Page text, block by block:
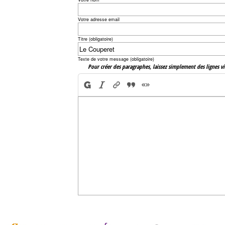
Votre adresse email
Titre (obligatoire)
Texte de votre message (obligatoire)
Pour créer des paragraphes, laissez simplement des lignes